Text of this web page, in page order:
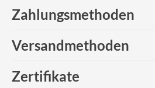
Zahlungsmethoden
Versandmethoden
Zertifikate